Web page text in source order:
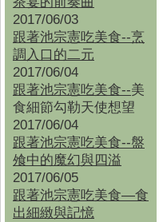
2017/06/03
跟著池宗憲吃美食--烹
調入口的二元
2017/06/04
跟著池宗憲吃美食--美
食細節勾勒天使想望
2017/06/04
跟著池宗憲吃美食--盤
飧中的魔幻與四溢
2017/06/05
跟著池宗憲吃美食—食
出細緻與記憶